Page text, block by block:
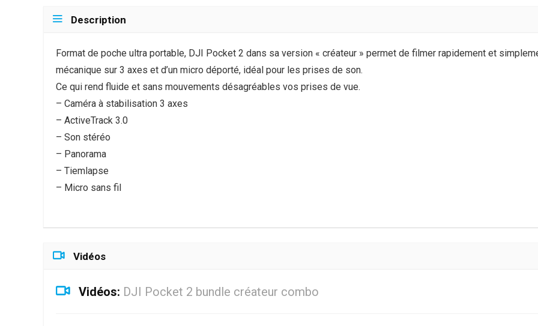
Description
Format de poche ultra portable, DJI Pocket 2 dans sa version « créateur » permet de filmer rapidement et
mécanique sur 3 axes et d’un micro déporté, idéal pour les prises de son.
Ce qui rend fluide et sans mouvements désagréables vos prises de vue.
– Caméra à stabilisation 3 axes
– ActiveTrack 3.0
– Son stéréo
– Panorama
– Tiemlapse
– Micro sans fil
Vidéos
Vidéos: DJI Pocket 2 bundle créateur combo